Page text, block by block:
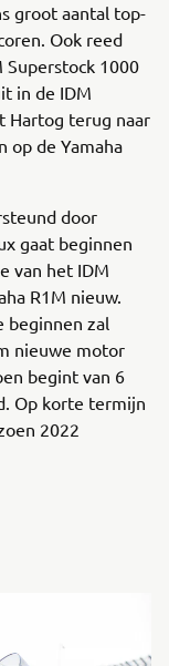
groot aantal top-
Ook reed
Superstock 1000
in de IDM
Hartog terug naar
op de Yamaha
door
gaat beginnen
van het IDM
R1M nieuw.
beginnen zal
nieuwe motor
begint van 6
Op korte termijn
2022